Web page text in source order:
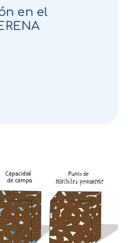
en el